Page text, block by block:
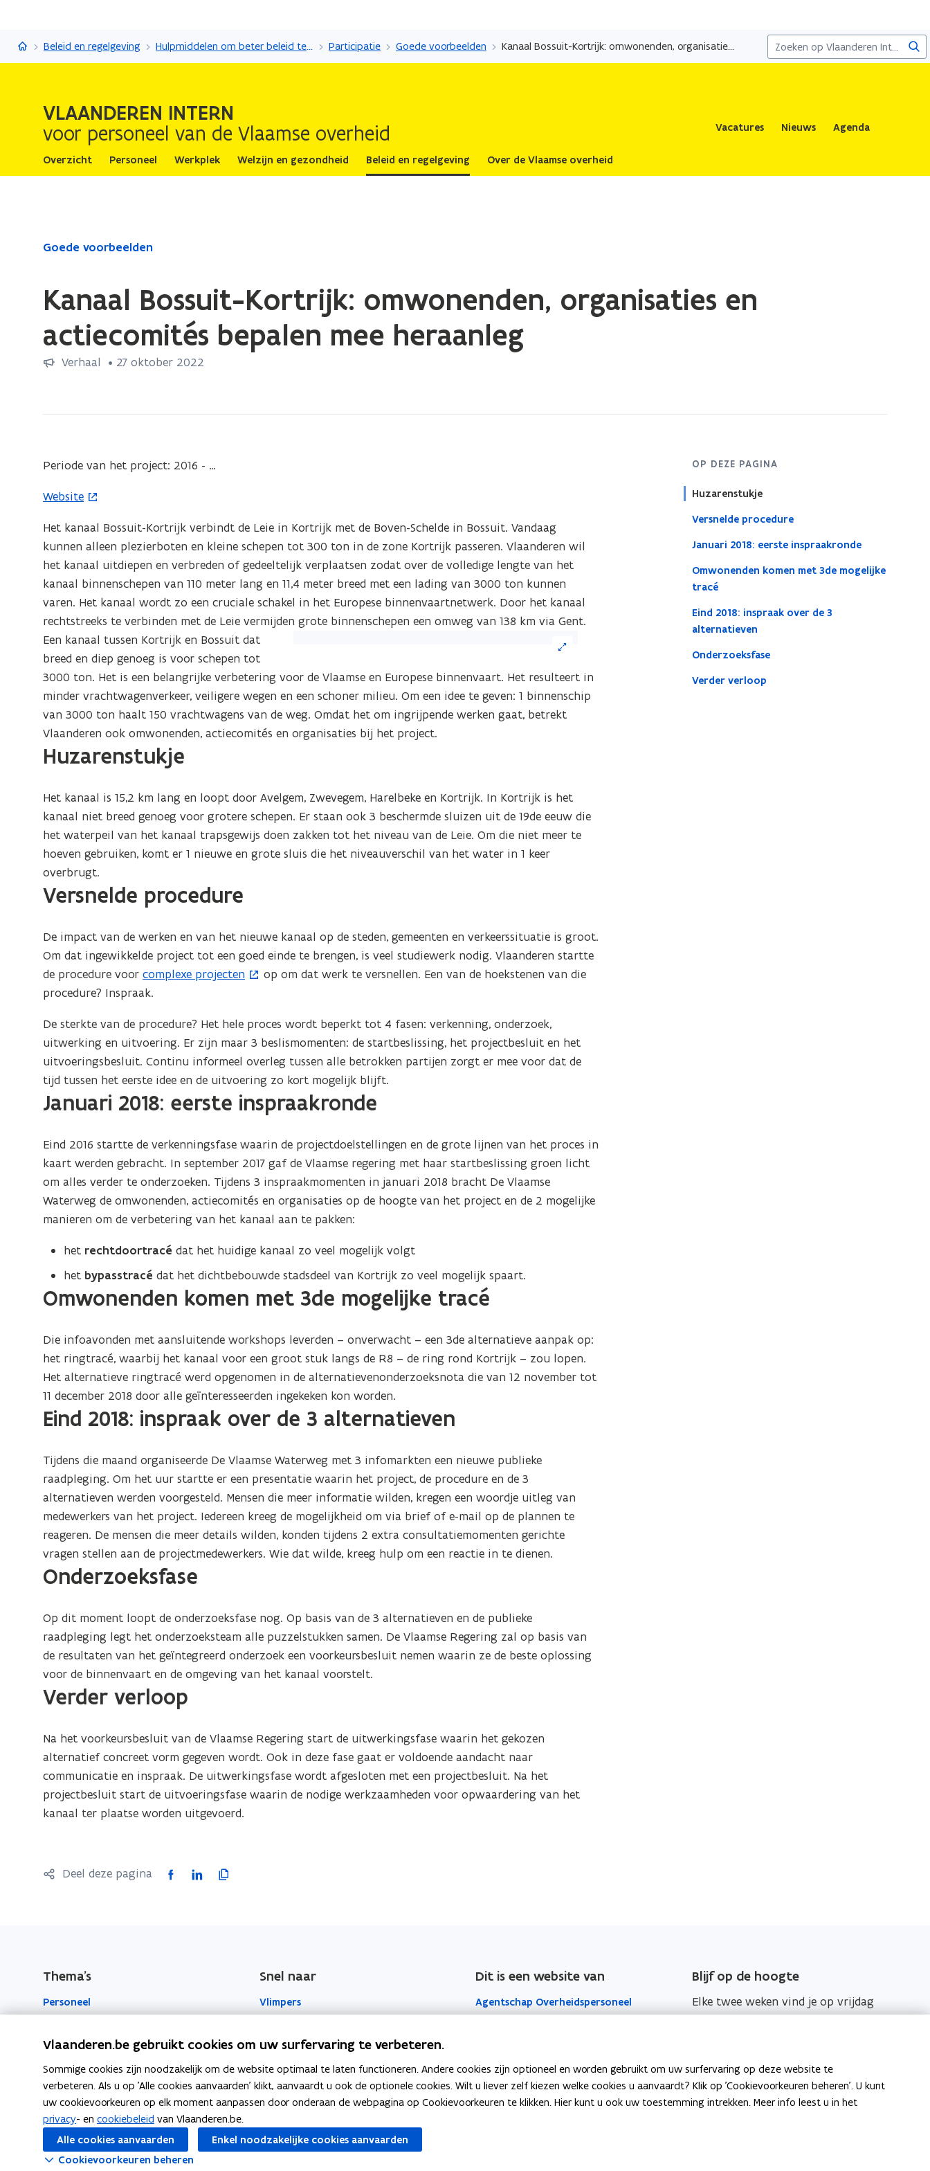
en
naar
Vlaanderen Intern
Beleid en regelgeving Hulpmiddelen om beter beleid te maken Participatie Goede voorbeelden Kanaal Bossuit-Kortrijk: omwonenden, organisaties en actiecomités bepalen mee heraanleg
VLAANDEREN INTERN
voor personeel van de Vlaamse overheid Vacatures Nieuws Agenda
Overzicht Personeel Werkplek Welzijn en gezondheid Beleid en regelgeving Over de Vlaamse overheid
Gedaan
actiecomités
heraanleg
Goede voorbeelden
Kanaal Bossuit-Kortrijk: omwonenden, organisaties en
actiecomités bepalen mee heraanleg
Verhaal • 27 oktober 2022
OP DEZE PAGINA
Huzarenstukje
Versnelde procedure
Januari 2018: eerste inspraakronde
Omwonenden komen met 3de mogelijke
tracé
Eind 2018: inspraak over de 3
alternatieven
Onderzoeksfase
Verder verloop
Periode van het project: 2016 - …
Website
(
p
e
n
t
i
n
n
i
e
u
w
v
e
s
t
e
r
)
Het kanaal Bossuit-Kortrijk verbindt de Leie in Kortrijk met de Boven-Schelde in Bossuit. Vandaag
kunnen alleen plezierboten en kleine schepen tot 300 ton in de zone Kortrijk passeren. Vlaanderen wil
het kanaal uitdiepen en verbreden of gedeeltelijk verplaatsen zodat over de volledige lengte van het
kanaal binnenschepen van 110 meter lang en 11,4 meter breed met een lading van 3000 ton kunnen
varen. Het kanaal wordt zo een cruciale schakel in het Europese binnenvaartnetwerk. Door het kanaal
rechtstreeks te verbinden met de Leie vermijden grote binnenschepen een omweg van 138 km via Gent.
de
afbeelding
voor
een
Een kanaal tussen Kortrijk en Bossuit dat
breed en diep genoeg is voor schepen tot
3000 ton. Het is een belangrijke verbetering voor de Vlaamse en Europese binnenvaart. Het resulteert in
minder vrachtwagenverkeer, veiligere wegen en een schoner milieu. Om een idee te geven: 1 binnenschip
van 3000 ton haalt 150 vrachtwagens van de weg. Omdat het om ingrijpende werken gaat, betrekt
Vlaanderen ook omwonenden, actiecomités en organisaties bij het project.
Huzarenstukje
Het kanaal is 15,2 km lang en loopt door Avelgem, Zwevegem, Harelbeke en Kortrijk. In Kortrijk is het
kanaal niet breed genoeg voor grotere schepen. Er staan ook 3 beschermde sluizen uit de 19de eeuw die
het waterpeil van het kanaal trapsgewijs doen zakken tot het niveau van de Leie. Om die niet meer te
hoeven gebruiken, komt er 1 nieuwe en grote sluis die het niveauverschil van het water in 1 keer
overbrugt.
Versnelde procedure
De impact van de werken en van het nieuwe kanaal op de steden, gemeenten en verkeerssituatie is groot.
Om dat ingewikkelde project tot een goed einde te brengen, is veel studiewerk nodig. Vlaanderen startte
de procedure voorcomplexe projecten
(
o
e
n
t
i
n
i
e
u
w
v
n
s
t
)
op om dat werk te versnellen. Een van de hoekstenen van die
procedure? Inspraak.
De sterkte van de procedure? Het hele proces wordt beperkt tot 4 fasen: verkenning, onderzoek,
uitwerking en uitvoering. Er zijn maar 3 beslismomenten: de startbeslissing, het projectbesluit en het
uitvoeringsbesluit. Continu informeel overleg tussen alle betrokken partijen zorgt er mee voor dat de
tijd tussen het eerste idee en de uitvoering zo kort mogelijk blijft.
Januari 2018: eerste inspraakronde
Eind 2016 startte de verkenningsfase waarin de projectdoelstellingen en de grote lijnen van het proces in
kaart werden gebracht. In september 2017 gaf de Vlaamse regering met haar startbeslissing groen licht
om alles verder te onderzoeken. Tijdens 3 inspraakmomenten in januari 2018 bracht De Vlaamse
Waterweg de omwonenden, actiecomités en organisaties op de hoogte van het project en de 2 mogelijke
manieren om de verbetering van het kanaal aan te pakken:
het rechtdoortracé dat het huidige kanaal zo veel mogelijk volgt
het bypasstracé dat het dichtbebouwde stadsdeel van Kortrijk zo veel mogelijk spaart.
Omwonenden komen met 3de mogelijke tracé
Die infoavonden met aansluitende workshops leverden – onverwacht – een 3de alternatieve aanpak op:
het ringtracé, waarbij het kanaal voor een groot stuk langs de R8 – de ring rond Kortrijk – zou lopen.
Het alternatieve ringtracé werd opgenomen in de alternatievenonderzoeksnota die van 12 november tot
11 december 2018 door alle geïnteresseerden ingekeken kon worden.
Eind 2018: inspraak over de 3 alternatieven
Tijdens die maand organiseerde De Vlaamse Waterweg met 3 infomarkten een nieuwe publieke
raadpleging. Om het uur startte er een presentatie waarin het project, de procedure en de 3
alternatieven werden voorgesteld. Mensen die meer informatie wilden, kregen een woordje uitleg van
medewerkers van het project. Iedereen kreeg de mogelijkheid om via brief of e-mail op de plannen te
reageren. De mensen die meer details wilden, konden tijdens 2 extra consultatiemomenten gerichte
vragen stellen aan de projectmedewerkers. Wie dat wilde, kreeg hulp om een reactie in te dienen.
Onderzoeksfase
Op dit moment loopt de onderzoeksfase nog. Op basis van de 3 alternatieven en de publieke
raadpleging legt het onderzoeksteam alle puzzelstukken samen. De Vlaamse Regering zal op basis van
de resultaten van het geïntegreerd onderzoek een voorkeursbesluit nemen waarin ze de beste oplossing
voor de binnenvaart en de omgeving van het kanaal voorstelt.
Verder verloop
Na het voorkeursbesluit van de Vlaamse Regering start de uitwerkingsfase waarin het gekozen
alternatief concreet vorm gegeven wordt. Ook in deze fase gaat er voldoende aandacht naar
communicatie en inspraak. De uitwerkingsfase wordt afgesloten met een projectbesluit. Na het
projectbesluit start de uitvoeringsfase waarin de nodige werkzaamheden voor opwaardering van het
kanaal ter plaatse worden uitgevoerd.
Deel deze pagina
F
p
t
i
n
n
L
p
n
t
i
K
n
a
a
r
k
Thema's
Personeel
Beleid en regelgeving
Welzijn en gezondheid
Over de Vlaamse overheid
Snel naar
Vlimpers
Orafin
o
p
e
i
Dit is een website van
Agentschap Overheidspersoneel
Digitaal Vlaanderen
Departement Kanselarij en Buitenlandse
Blijf op de hoogte
Elke twee weken vind je op vrijdag
Vlaanderen.be gebruikt cookies om uw surfervaring te verbeteren.
Sommige cookies zijn noodzakelijk om de website optimaal te laten functioneren. Andere cookies zijn optioneel en worden gebruikt om uw surfervaring op deze website te
verbeteren. Als u op 'Alle cookies aanvaarden' klikt, aanvaardt u ook de optionele cookies. Wilt u liever zelf kiezen welke cookies u aanvaardt? Klik op 'Cookievoorkeuren beheren'. U kunt
uw cookievoorkeuren op elk moment aanpassen door onderaan de webpagina op Cookievoorkeuren te klikken. Hier kunt u ook uw toestemming intrekken. Meer info leest u in het
privacy- en cookiebeleid van Vlaanderen.be.
Alle cookies aanvaarden
Enkel noodzakelijke cookies aanvaarden
Cookievoorkeuren beheren